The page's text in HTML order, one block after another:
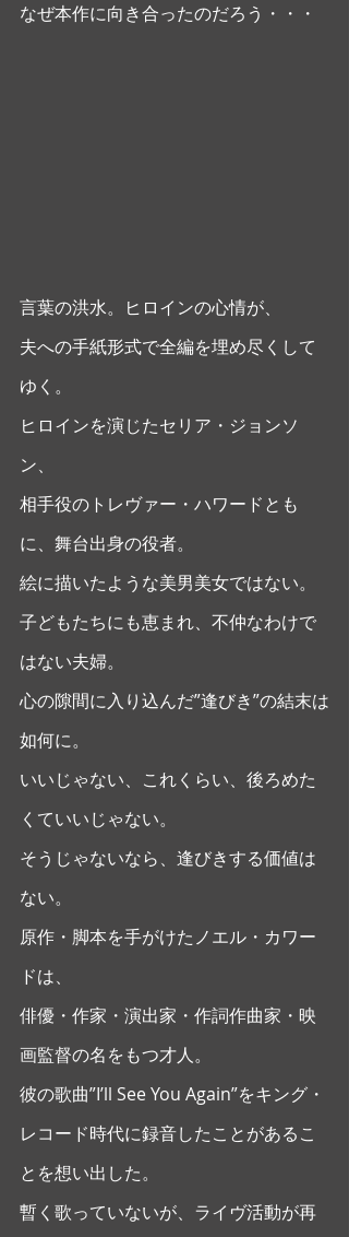
なぜ本作に向き合ったのだろう・・・
言葉の洪水。ヒロインの心情が、
夫への手紙形式で全編を埋め尽くして
ゆく。
ヒロインを演じたセリア・ジョンソ
ン、
相手役のトレヴァー・ハワードとも
に、舞台出身の役者。
絵に描いたような美男美女ではない。
子どもたちにも恵まれ、不仲なわけで
はない夫婦。
心の隙間に入り込んだ”逢びき”の結末は
如何に。
いいじゃない、これくらい、後ろめた
くていいじゃない。
そうじゃないなら、逢びきする価値は
ない。
原作・脚本を手がけたノエル・カワー
ドは、
俳優・作家・演出家・作詞作曲家・映
画監督の名をもつ才人。
彼の歌曲”I’ll See You Again”をキング・
レコード時代に録音したことがあるこ
とを想い出した。
暫く歌っていないが、ライヴ活動が再